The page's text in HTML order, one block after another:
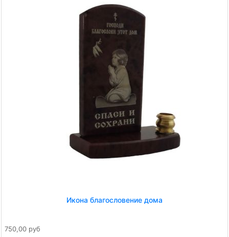
Икона благословение дома
750,00 руб